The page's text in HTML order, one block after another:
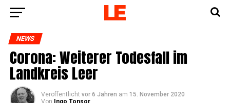
NEWS
Coro­na: Wei­te­rer Todes­fall im
Land­kreis Leer
Veröffentlicht vor 6 Jahren am 15. November 2020
Von
Ingo Tonsor